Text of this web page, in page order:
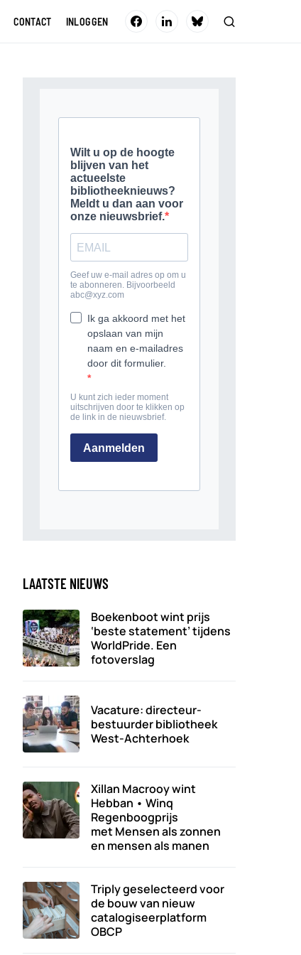
CONTACT INLOGGEN
LAATSTE NIEUWS
Boekenboot wint prijs
‘beste statement’ tijdens
WorldPride. Een
fotoverslag
Vacature: directeur-
bestuurder bibliotheek
West-Achterhoek
Xillan Macrooy wint
Hebban • Winq
Regenboogprijs
met Mensen als zonnen
en mensen als manen
Triply geselecteerd voor
de bouw van nieuw
catalogiseerplatform
OBCP